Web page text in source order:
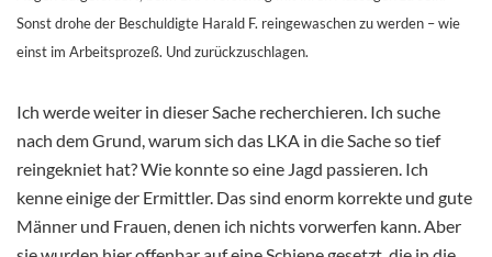
Sonst drohe der Beschuldigte Harald F. reingewaschen zu werden – wie
einst im Arbeitsprozeß. Und zurückzuschlagen.
Ich werde weiter in dieser Sache recherchieren. Ich suche
nach dem Grund, warum sich das LKA in die Sache so tief
reingekniet hat? Wie konnte so eine Jagd passieren. Ich
kenne einige der Ermittler. Das sind enorm korrekte und gute
Männer und Frauen, denen ich nichts vorwerfen kann. Aber